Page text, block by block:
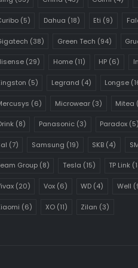
(5) Dahua (18) Eti (9)
(38) Green Tech (94)
(29) Home(11) HP (6)
(5) Legrand (4) Longse
(6) Microwear(3) Mitea
(8) Panasonic(3) Paradox (5)
(7) Samsung (19) SKB (4)
Group(8) Tesla (15) TP Link
(20) Vox(6) WD (4) Well
(6) XO(11) Zilan (3)